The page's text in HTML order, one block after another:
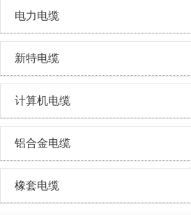
电力电缆
新特电缆
计算机电缆
铝合金电缆
橡套电缆